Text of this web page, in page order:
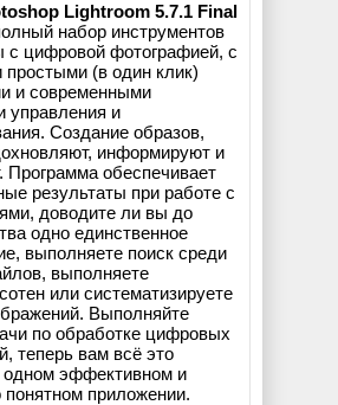
Lightroom 5.7.1 Final
набор инструментов
с цифровой фотографией, с
(в один клик)
и современными
управления и
Создание образов,
информируют и
Программа обеспечивает
результаты при работе с
доводите ли вы до
одно единственное
выполняете поиск среди
выполняете
или систематизируете
Выполняйте
по обработке цифровых
теперь вам всё это
одном эффективном и
понятном приложении.